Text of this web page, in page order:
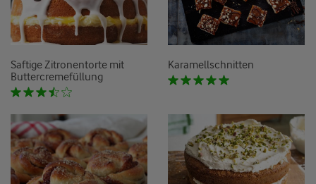
Saftige Zitronentorte mit
Buttercremefüllung
Karamellschnitten